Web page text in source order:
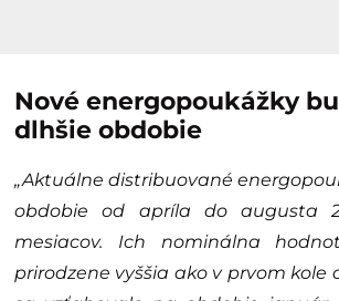
Nové energopoukážky
dlhšie obdobie
„Aktuálne distribuované
obdobie od apríla do augusta
mesiacov. Ich nominálna
prirodzene vyššia ako v prvom kole